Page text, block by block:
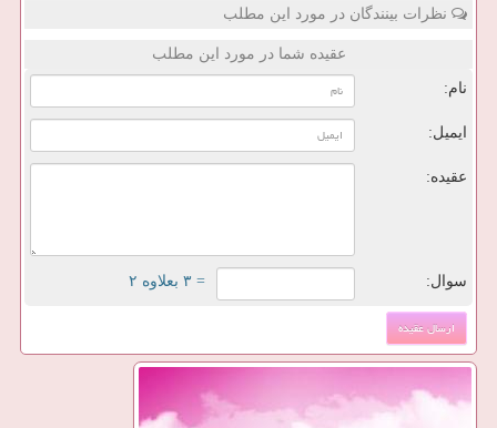
نظرات بینندگان در مورد این مطلب
عقیده شما در مورد این مطلب
نام:
ایمیل:
عقیده:
سوال: = ۳ بعلاوه ۲